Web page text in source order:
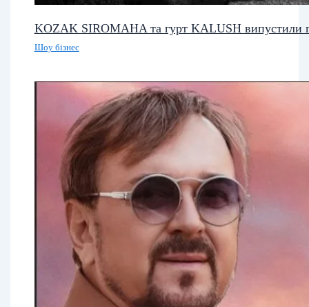
KOZAK SIROMAHA та гурт KALUSH випустили
Шоу бізнес